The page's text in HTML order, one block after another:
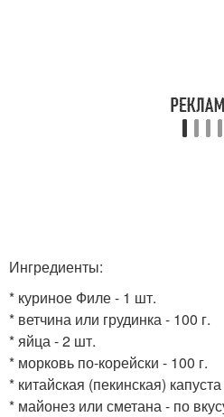
Ингредиенты:
* куриное Филе - 1 шт.
* ветчина или грудинка - 100 г.
* яйца - 2 шт.
* морковь по-корейски - 100 г.
* китайская (пекинская)
* майонез или сметана - по